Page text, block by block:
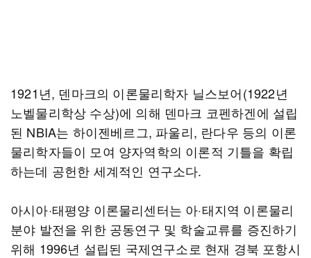
1921년, 덴마크의 이론물리학자 닐스보어(1922년
노벨물리학상 수상)에 의해 덴마크 코펜하겐에 설립
된 NBIA는 하이젠베르그, 파울리, 란다우 등의 이론
물리학자들이 모여 양자역학의 이론적 기틀을 확립
하는데 공헌한 세계적인 연구소다.
아시아·태평양 이론물리센터는 아·태지역 이론물리
분야 발전을 위한 공동연구 및 학술교류를 증진하기
위해 1996년 설립된 국제연구소로 현재 경북 포항시